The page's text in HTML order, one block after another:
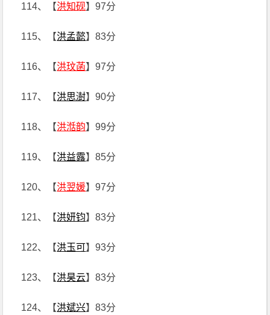
114、【洪知砚】97分
115、【洪孟懿】83分
116、【洪玟菡】97分
117、【洪思澍】90分
118、【洪湉韵】99分
119、【洪益露】85分
120、【洪翌媛】97分
121、【洪妍钧】83分
122、【洪玉可】93分
123、【洪昊云】83分
124、【洪斌兴】83分